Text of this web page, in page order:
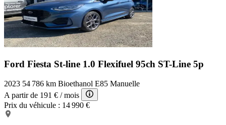
Ford Fiesta St-line 1.0 Flexifuel 95ch ST-Line 5p
2023 54 786 km Bioethanol E85 Manuelle
A partir de 191 € / mois
Prix du véhicule : 14 990 €